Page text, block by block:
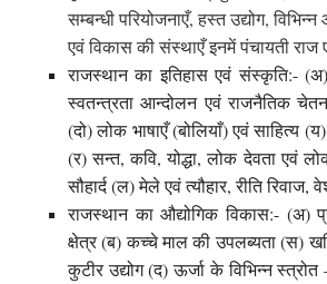
सम्बन्धी परियोजनाएँ, हस्त उद्योग,
एवं विकास की संस्थाएँ इनमें पंचायती राज
राजस्थान का इतिहास एवं संस्कृति:-
स्वतन्त्रता आन्दोलन एवं राजनैतिक
(दो) लोक भाषाएँ (बोलियाँ) एवं साहित्य
(र) सन्त, कवि, योद्धा, लोक देवता एवं
सौहार्द (ल) मेले एवं त्यौहार, रीति
राजस्थान का औद्योगिक विकास:- (अ)
क्षेत्र (ब) कच्चे माल की उपलब्यता (स)
कुटीर उद्योग (द) ऊर्जा के विभिन्‍न